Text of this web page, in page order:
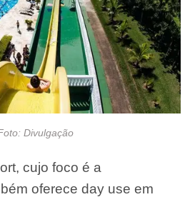
Divulgação
cujo foco é a
oferece day use em